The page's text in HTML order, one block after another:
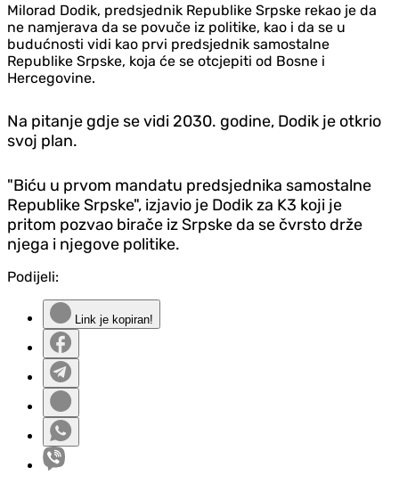
Milorad Dodik, predsjednik Republike Srpske rekao je da
ne namjerava da se povuče iz politike, kao i da se u
budućnosti vidi kao prvi predsjednik samostalne
Republike Srpske, koja će se otcjepiti od Bosne i
Hercegovine.
Na pitanje gdje se vidi 2030. godine, Dodik je otkrio
svoj plan.
"Biću u prvom mandatu predsjednika samostalne
Republike Srpske", izjavio je Dodik za K3 koji je
pritom pozvao birače iz Srpske da se čvrsto drže
njega i njegove politike.
Podijeli:
Link je kopiran!